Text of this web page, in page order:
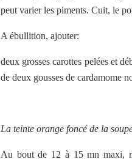
peut varier les piments. Cuit, le
A ébullition, ajouter:
deux grosses carottes pelées et
de deux gousses de cardamome
La teinte orange foncé de la
Au bout de 12 à 15 mn maxi,